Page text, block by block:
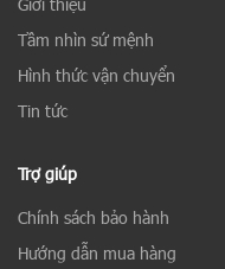
Tầm nhìn sứ mệnh
Hình thức vận chuyển
Tin tức
Trợ giúp
Chính sách bảo hành
Hướng dẫn mua hàng